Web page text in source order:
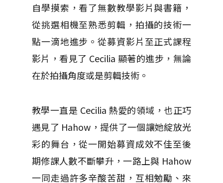
自學摸索，看了無數教學影片與書籍，
從挑選相機至熟悉剪輯，拍攝的技術一
點一滴地進步。從募資影片至正式課程
影片，看見了 Cecilia 顯著的進步，無論
在於拍攝角度或是剪輯技術。
教學一直是 Cecilia 熱愛的領域，也正巧
遇見了 Hahow，提供了一個讓她綻放光
彩的舞台，從一開始募資成效不佳至後
期修課人數不斷攀升，一路上與 Hahow
一同走過許多辛酸苦甜，互相勉勵、來